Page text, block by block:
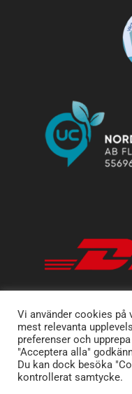
Vi använder cookies på
mest relevanta
preferenser och
"Acceptera alla"
Du kan dock besöka
kontrollerat samtycke.